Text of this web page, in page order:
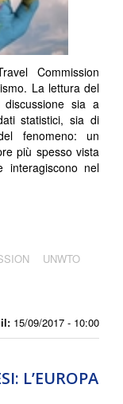
15/09/2017 - 10:00
Commission
La lettura del
sia a
statistici, sia di
fenomeno: un
più spesso vista
interagiscono nel
UNWTO
L’EUROPA